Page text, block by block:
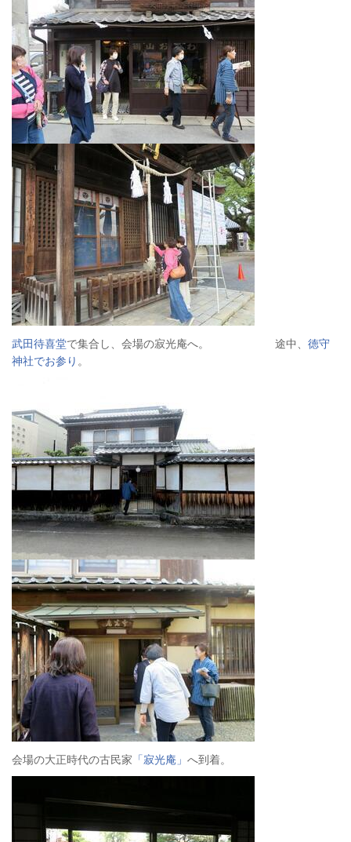
武田待喜堂で集合し、会場の寂光庵へ。 途中、 徳守
神社でお参り 。
会場の大正時代の古民家 「寂光庵」 へ到着。